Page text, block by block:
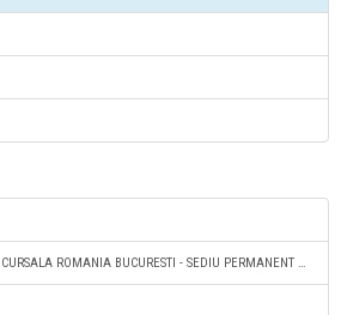
2. WEBUILD Spa MILANO SUCURSALA ROMANIA BUCURESTI - SEDIU PERMANENT DESEMNAT